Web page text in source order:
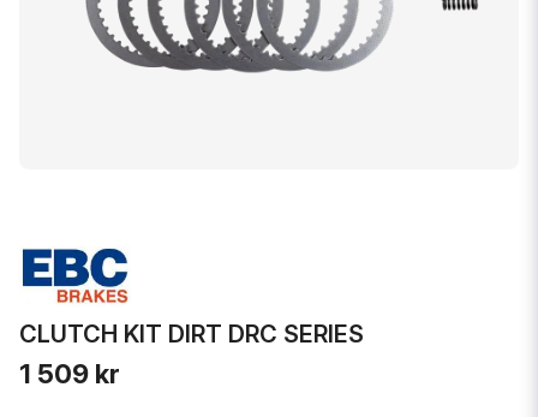
CLUTCH KIT DIRT DRC SERIES
1 509 kr